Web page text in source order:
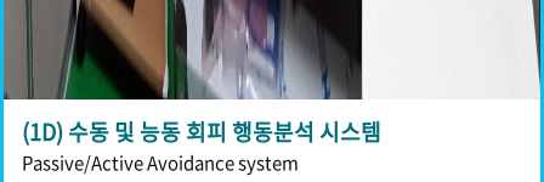
(1D) 수동 및 능동 회피 행동분석 시스템
Passive/Active Avoidance system